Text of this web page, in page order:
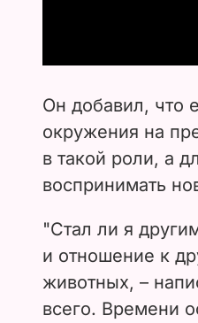
Он добавил, что
окружения на
в такой роли, а
воспринимать
"Стал ли я
и отношение к
животных, –
всего. Времени